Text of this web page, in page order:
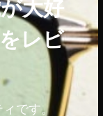
大好
レビ
です。